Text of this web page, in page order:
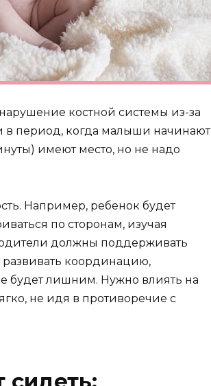
костной системы из-за
в период, когда малыши начинают
имеют место, но не надо
Например, ребенок будет
по сторонам, изучая
должны поддерживать
координацию,
будет лишним. Нужно влиять на
не идя в противоречие с